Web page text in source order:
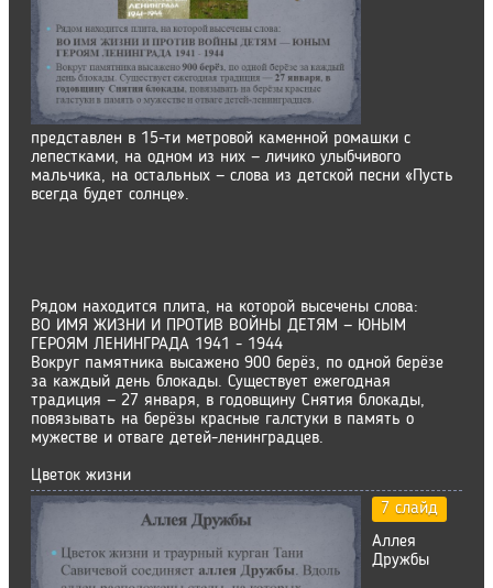
представлен в 15-ти метровой каменной ромашки с
лепестками, на одном из них — личико улыбчивого
мальчика, на остальных — слова из детской песни «Пусть
всегда будет солнце».
Рядом находится плита, на которой высечены слова:
ВО ИМЯ ЖИЗНИ И ПРОТИВ ВОЙНЫ ДЕТЯМ — ЮНЫМ
ГЕРОЯМ ЛЕНИНГРАДА 1941 - 1944
Вокруг памятника высажено 900 берёз, по одной берёзе
за каждый день блокады. Существует ежегодная
традиция — 27 января, в годовщину Снятия блокады,
повязывать на берёзы красные галстуки в память о
мужестве и отваге детей-ленинградцев.
Цветок жизни
7 слайд
Аллея
Дружбы